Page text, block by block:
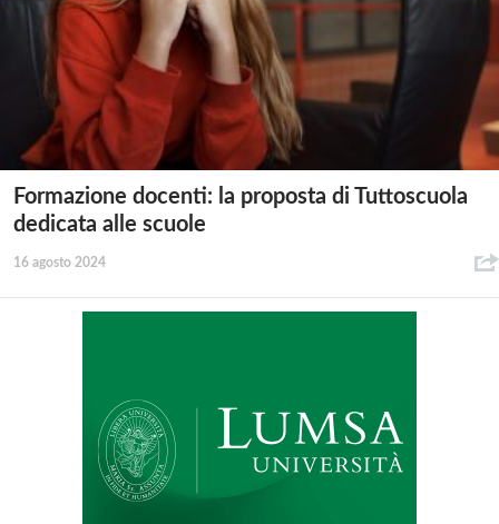
Formazione docenti: la proposta di Tuttoscuola
dedicata alle scuole
16 agosto 2024